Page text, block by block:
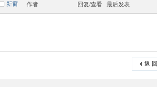
新窗 作者 回复/查看 最后发表
返 回